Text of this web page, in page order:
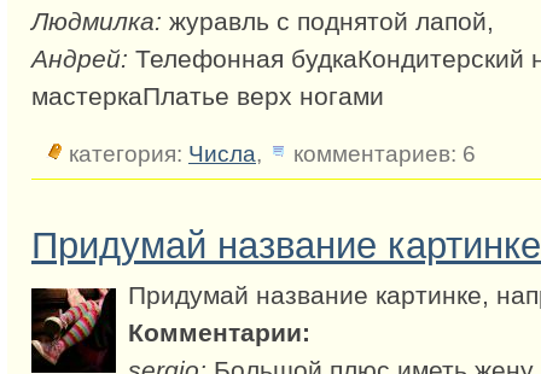
Людмилка: журавль с поднятой лапой,
Андрей: Телефонная будкаКондитерский
мастеркаПлатье верх ногами
категория: Числа, комментариев: 6
Придумай название картинке
Придумай название картинке,
Комментарии: